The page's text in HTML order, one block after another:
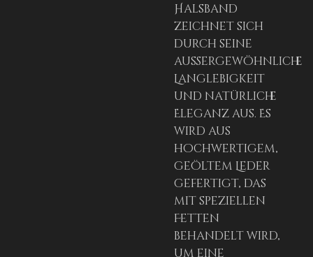
Halsband
zeichnet sich
durch seine
außergewöhnliche
Langlebigkeit
und natürliche
Eleganz aus. Es
wird aus
hochwertigem,
geöltem Leder
gefertigt, das
mit speziellen
Fetten
behandelt wird,
um eine